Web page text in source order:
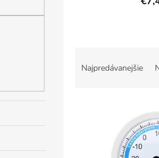
Najpredávanejšie